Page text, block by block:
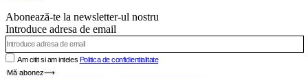
Abonează-te la newsletter-ul nostru
Introduce adresa de email
Am citit si am inteles Politica de confidientialitate
Mă abonez⟶